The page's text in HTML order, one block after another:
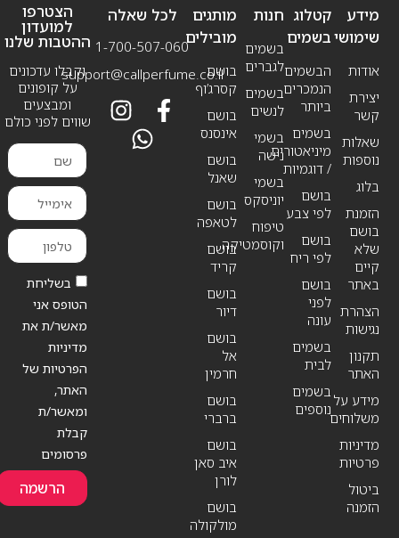
מידע
שימושי
אודות
יצירת
קשר
שאלות
נוספות
בלוג
הזמנת
בושם
שלא
קיים
באתר
הצהרת
נגישות
תקנון
האתר
מידע על
משלוחים
מדיניות
פרטיות
ביטול
הזמנה
חנות
בשמים
לגברים
בשמים
לנשים
בשמי
נישה
בשמי
יוניסקס
טיפוח
וקוסמטיקה
קטלוג
בשמים
הבשמים
הנמכרים
ביותר
בשמים
מיניאטורים
/ דוגמיות
בושם
לפי צבע
בושם
לפי ריח
בושם
לפני
עונה
בשמים
לבית
בשמים
נוספים
מותגים
מובילים
בושם
קסרג’וף
בושם
אינסנס
בושם
שאנל
בושם
לטאפה
בושם
קריד
בושם
דיור
בושם
אל
חרמין
בושם
ברברי
בושם
איב סאן
לורן
בושם
מולקולה
לכל שאלה
1-700-507-060
support@callperfume.co.il
הצטרפו
למועדון
ההטבות שלנו
וקבלו עדכונים
על קופונים
ומבצעים
שווים לפני כולם
בשליחת
הטופס אני
מאשר/ת את
מדיניות
הפרטיות של
האתר,
ומאשר/ת
קבלת
פרסומים
הרשמה